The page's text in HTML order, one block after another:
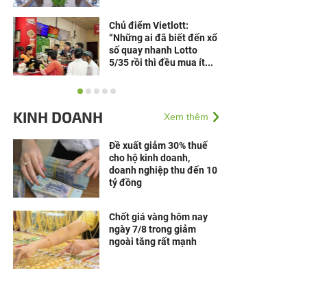
Chủ điểm Vietlott:
“Những ai đã biết đến xổ
số quay nhanh Lotto
5/35 rồi thì đều mua ít...
HeleH thương hiệu mang
KINH DOANH Xem thêm
Đề xuất giảm 30% thuế
cho hộ kinh doanh,
doanh nghiệp thu đến 10
tỷ đồng
Chốt giá vàng hôm nay
ngày 7/8 trong giảm
ngoài tăng rất mạnh